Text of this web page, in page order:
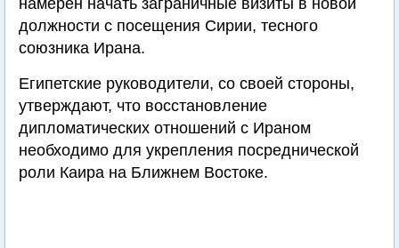
намерен начать заграничные визиты в новой
должности с посещения Сирии, тесного
союзника Ирана.
Египетские руководители, со своей стороны,
утверждают, что восстановление
дипломатических отношений с Ираном
необходимо для укрепления посреднической
роли Каира на Ближнем Востоке.